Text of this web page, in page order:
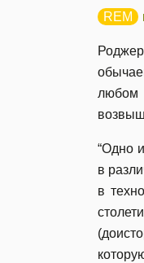
любом
“Одно
в
в